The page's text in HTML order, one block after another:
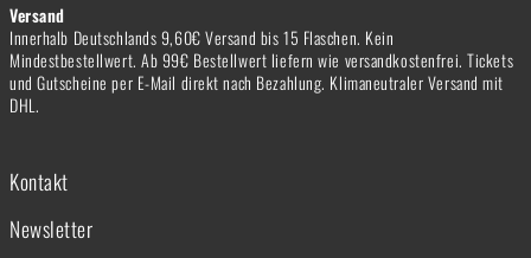
Versand
Innerhalb Deutschlands 9,60€ Versand bis 15 Flaschen. Kein
Mindestbestellwert. Ab 99€ Bestellwert liefern wie versandkostenfrei. Tickets
und Gutscheine per E-Mail direkt nach Bezahlung. Klimaneutraler Versand mit
DHL.
Kontakt
Newsletter